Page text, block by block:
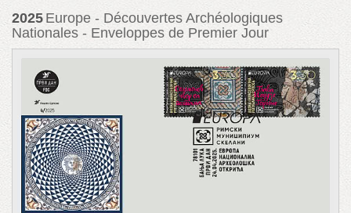
2025 Europe - Découvertes Archéologiques
Nationales - Enveloppes de Premier Jour